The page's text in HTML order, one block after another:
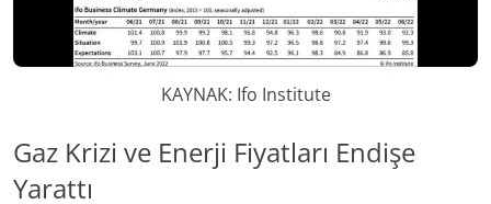
KAYNAK: Ifo Institute
Gaz Krizi ve Enerji Fiyatları Endişe
Yarattı